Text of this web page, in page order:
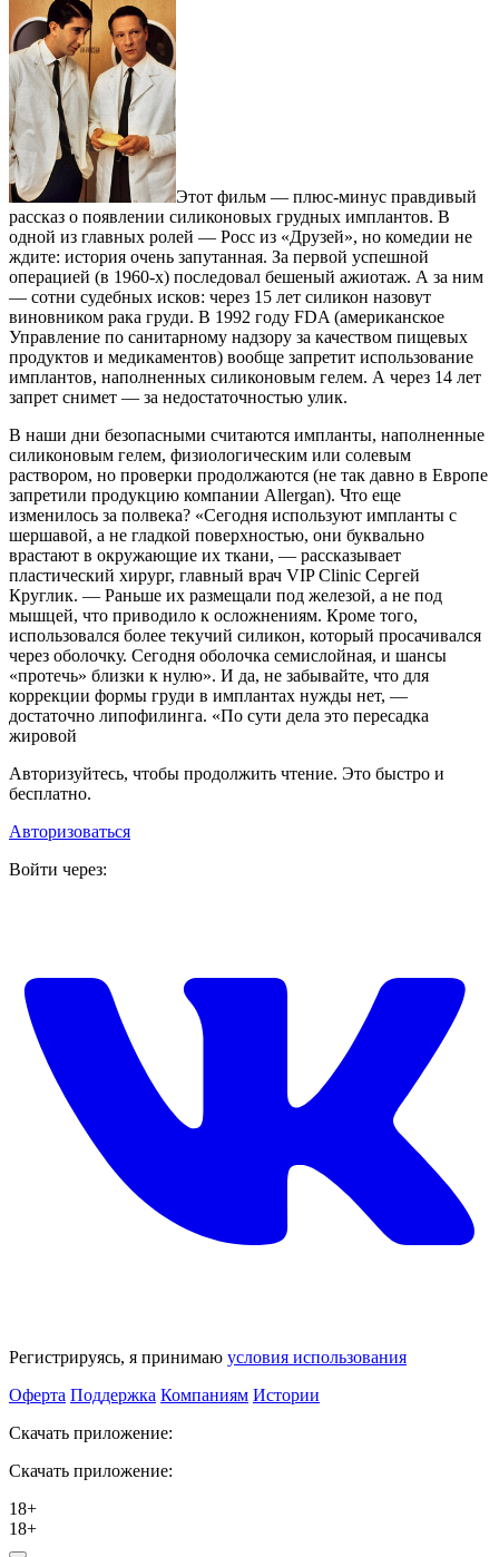
Этот фильм — плюс-минус правдивый
рассказ о появлении силиконовых грудных имплантов. В
одной из главных ролей — Росс из «Друзей», но комедии не
ждите: история очень запутанная. За первой успешной
операцией (в 1960‑х) последовал бешеный ажиотаж. А за ним
— сотни судебных исков: через 15 лет силикон назовут
виновником рака груди. В 1992 году FDA (американское
Управление по санитарному надзору за качеством пищевых
продуктов и медикаментов) вообще запретит использование
имплантов, наполненных силиконовым гелем. А через 14 лет
запрет снимет — за недостаточностью улик.
В наши дни безопасными считаются импланты, наполненные
силиконовым гелем, физиологическим или солевым
раствором, но проверки продолжаются (не так давно в Европе
запретили продукцию компании Allergan). Что еще
изменилось за полвека? «Сегодня используют импланты с
шершавой, а не гладкой поверхностью, они буквально
врастают в окружающие их ткани, — рассказывает
пластический хирург, главный врач VIP Clinic Сергей
Круглик. — Раньше их размещали под железой, а не под
мышцей, что приводило к осложнениям. Кроме того,
использовался более текучий силикон, который просачивался
через оболочку. Сегодня оболочка семислойная, и шансы
«протечь» близки к нулю». И да, не забывайте, что для
коррекции формы груди в имплантах нужды нет, —
достаточно липофилинга. «По сути дела это пересадка
жировой
Авторизуйтесь, чтобы продолжить чтение. Это быстро и
бесплатно.
Авторизоваться
Войти через:
Регистрируясь, я принимаю условия использования
Оферта Поддержка Компаниям Истории
Скачать приложение:
Скачать приложение:
18+
18+